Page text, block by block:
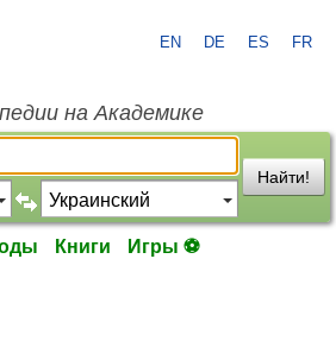
EN DE ES FR
на Академике
Найти!
Книги Игры ⚽